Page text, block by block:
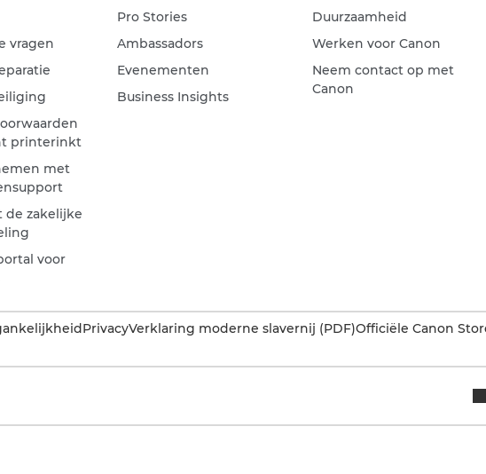
vragen
printerinkt
met
de zakelijke
voor
Pro Stories
Ambassadors
Evenementen
Business Insights
Duurzaamheid
Werken voor Canon
Neem contact op met
Canon
PrivacyVerklaring moderne slavernij (PDF)Officiële Canon